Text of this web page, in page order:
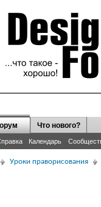
Календарь
Что нового?
Уроки праворисования